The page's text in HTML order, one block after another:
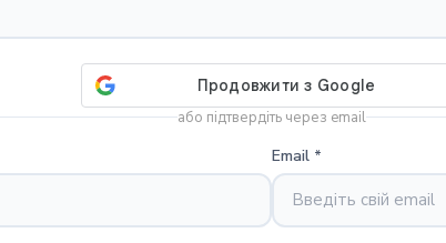
або підтвердіть через email
Email *